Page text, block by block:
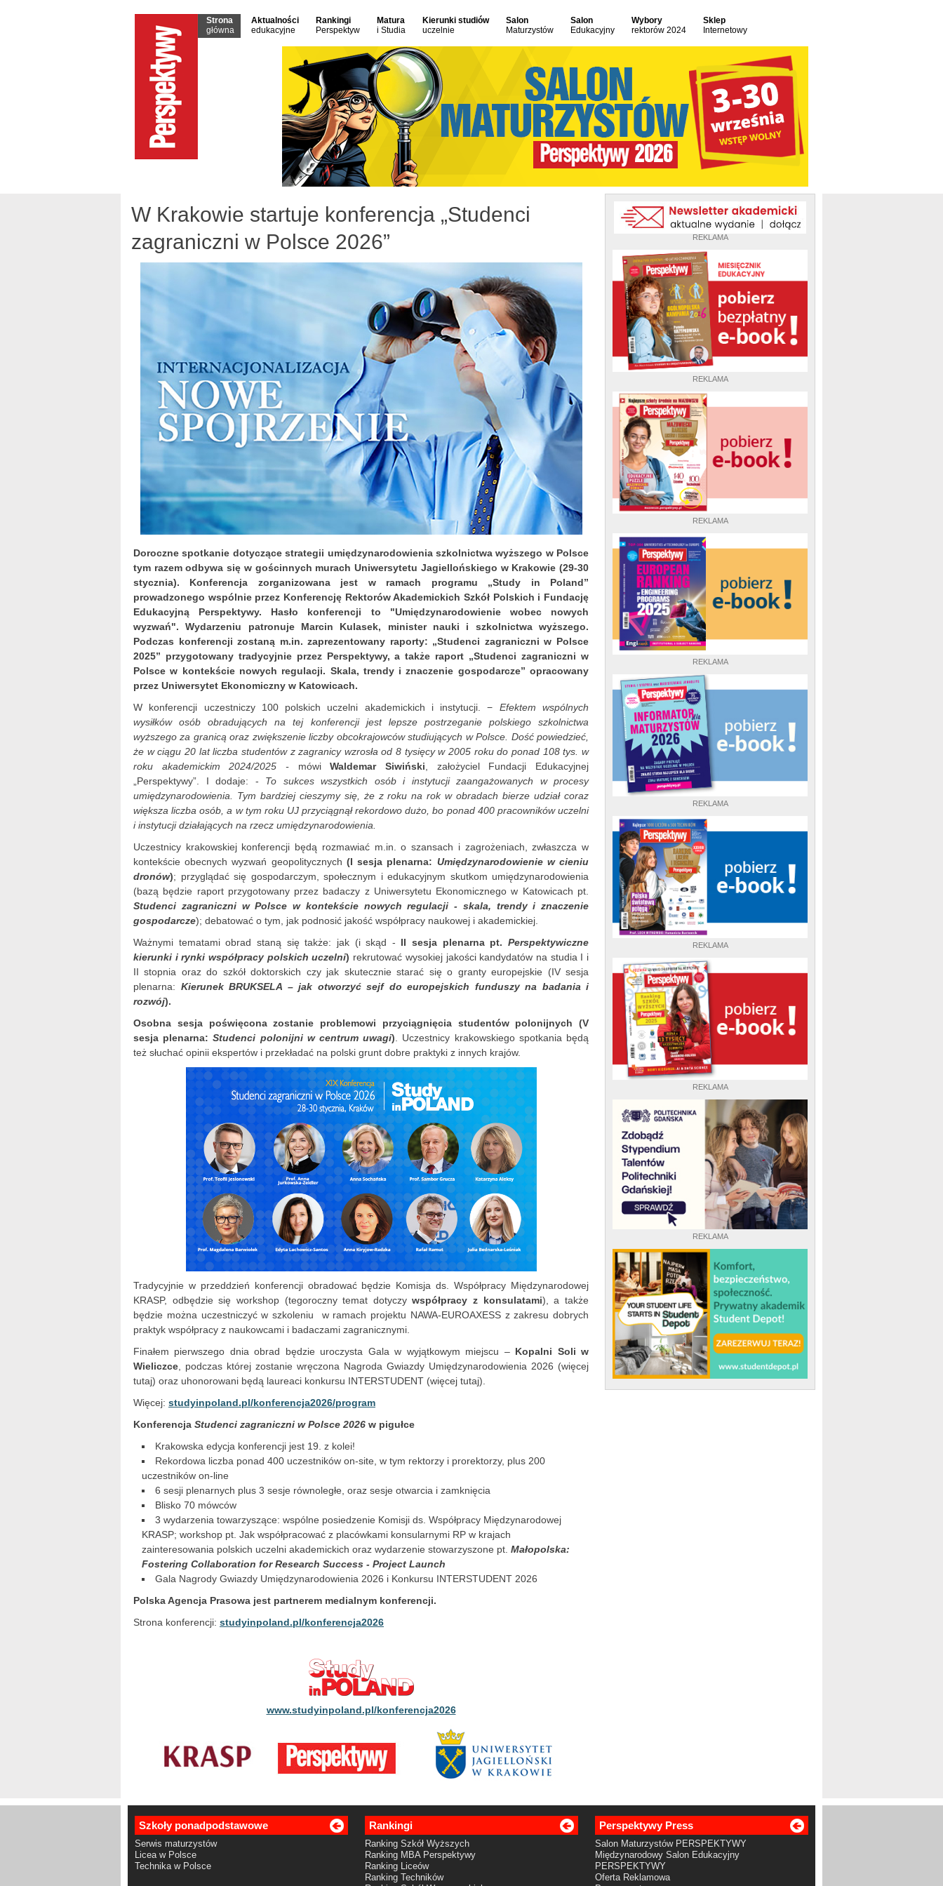
Strona
główna
Aktualności
edukacyjne
Rankingi
Perspektyw
Matura
i Studia
Kierunki studiów
uczelnie
Salon
Maturzystów
Salon
Edukacyjny
Wybory
rektorów 2024
Sklep
Internetowy
REKLAMA
REKLAMA
REKLAMA
REKLAMA
REKLAMA
REKLAMA
REKLAMA
REKLAMA
W Krakowie startuje konferencja „Studenci
zagraniczni w Polsce 2026”
Doroczne spotkanie dotyczące strategii umiędzynarodowienia szkolnictwa wyższego w Polsce
tym razem odbywa się w gościnnych murach Uniwersytetu Jagiellońskiego w Krakowie (29-30
stycznia). Konferencja zorganizowana jest w ramach programu „Study in Poland”
prowadzonego wspólnie przez Konferencję Rektorów Akademickich Szkół Polskich i Fundację
Edukacyjną Perspektywy. Hasło konferencji to "Umiędzynarodowienie wobec nowych
wyzwań". Wydarzeniu patronuje Marcin Kulasek, minister nauki i szkolnictwa wyższego.
Podczas konferencji zostaną m.in. zaprezentowany raporty: „Studenci zagraniczni w Polsce
2025” przygotowany tradycyjnie przez Perspektywy, a także raport „Studenci zagraniczni w
Polsce w kontekście nowych regulacji. Skala, trendy i znaczenie gospodarcze” opracowany
przez Uniwersytet Ekonomiczny w Katowicach.
W konferencji uczestniczy 100 polskich uczelni akademickich i instytucji. − Efektem wspólnych
wysiłków osób obradujących na tej konferencji jest lepsze postrzeganie polskiego szkolnictwa
wyższego za granicą oraz zwiększenie liczby obcokrajowców studiujących w Polsce. Dość powiedzieć,
że w ciągu 20 lat liczba studentów z zagranicy wzrosła od 8 tysięcy w 2005 roku do ponad 108 tys. w
roku akademickim 2024/2025 - mówiWaldemar Siwiński , założyciel Fundacji Edukacyjnej
„Perspektywy”. I dodaje: - To sukces wszystkich osób i instytucji zaangażowanych w procesy
umiędzynarodowienia. Tym bardziej cieszymy się, że z roku na rok w obradach bierze udział coraz
większa liczba osób, a w tym roku UJ przyciągnął rekordowo dużo, bo ponad 400 pracowników uczelni
i instytucji działających na rzecz umiędzynarodowienia.
Uczestnicy krakowskiej konferencji będą rozmawiać m.in. o szansach i zagrożeniach, zwłaszcza w
kontekście obecnych wyzwań geopolitycznych (I sesja plenarna: Umiędzynarodowienie w cieniu
dronów); przyglądać się gospodarczym, społecznym i edukacyjnym skutkom umiędzynarodowienia
(bazą będzie raport przygotowany przez badaczy z Uniwersytetu Ekonomicznego w Katowicach pt.
Studenci zagraniczni w Polsce w kontekście nowych regulacji - skala, trendy i znaczenie
gospodarcze); debatować o tym, jak podnosić jakość współpracy naukowej i akademickiej.
Ważnymi tematami obrad staną się także: jak (i skąd - II sesja plenarna pt.Perspektywiczne
kierunki i rynki współpracy polskich uczelni) rekrutować wysokiej jakości kandydatów na studia I i
II stopnia oraz do szkół doktorskich czy jak skutecznie starać się o granty europejskie (IV sesja
plenarna: Kierunek BRUKSELA – jak otworzyć sejf do europejskich funduszy na badania i
rozwój).
Osobna sesja poświęcona zostanie problemowi przyciągnięcia studentów polonijnych (V
sesja plenarna:Studenci polonijni w centrum uwagi) . Uczestnicy krakowskiego spotkania będą
też słuchać opinii ekspertów i przekładać na polski grunt dobre praktyki z innych krajów.
Tradycyjnie w przeddzień konferencji obradować będzie Komisja ds. Współpracy Międzynarodowej
KRASP, odbędzie się workshop (tegoroczny temat dotyczywspółpracy z konsulatami), a także
będzie można uczestniczyć w szkoleniu w ramach projektu NAWA-EUROAXESS z zakresu dobrych
praktyk współpracy z naukowcami i badaczami zagranicznymi.
Finałem pierwszego dnia obrad będzie uroczysta Gala w wyjątkowym miejscu – Kopalni Soli w
Wieliczce , podczas której zostanie wręczona Nagroda Gwiazdy Umiędzynarodowienia 2026 (więcej
tutaj) oraz uhonorowani będą laureaci konkursu INTERSTUDENT (więcej tutaj).
Więcej: studyinpoland.pl/konferencja2026/program
Konferencja Studenci zagraniczni w Polsce 2026 w pigułce
Krakowska edycja konferencji jest 19. z kolei!
Rekordowa liczba ponad 400 uczestników on-site, w tym rektorzy i prorektorzy, plus 200
uczestników on-line
6 sesji plenarnych plus 3 sesje równoległe, oraz sesje otwarcia i zamknięcia
Blisko 70 mówców
3 wydarzenia towarzyszące: wspólne posiedzenie Komisji ds. Współpracy Międzynarodowej
KRASP; workshop pt. Jak współpracować z placówkami konsularnymi RP w krajach
zainteresowania polskich uczelni akademickich oraz wydarzenie stowarzyszone pt. Małopolska:
Fostering Collaboration for Research Success - Project Launch
Gala Nagrody Gwiazdy Umiędzynarodowienia 2026 i Konkursu INTERSTUDENT 2026
Polska Agencja Prasowa jest partnerem medialnym konferencji.
Strona konferencji: studyinpoland.pl/konferencja2026
www.studyinpoland.pl/konferencja2026
Szkoły ponadpodstawowe
Serwis maturzystów
Licea w Polsce
Technika w Polsce
Rankingi
Ranking Szkół Wyższych
Ranking MBA Perspektywy
Ranking Liceów
Ranking Techników
Perspektywy Press
Salon Maturzystów PERSPEKTYWY
Międzynarodowy Salon Edukacyjny
PERSPEKTYWY
Oferta Reklamowa